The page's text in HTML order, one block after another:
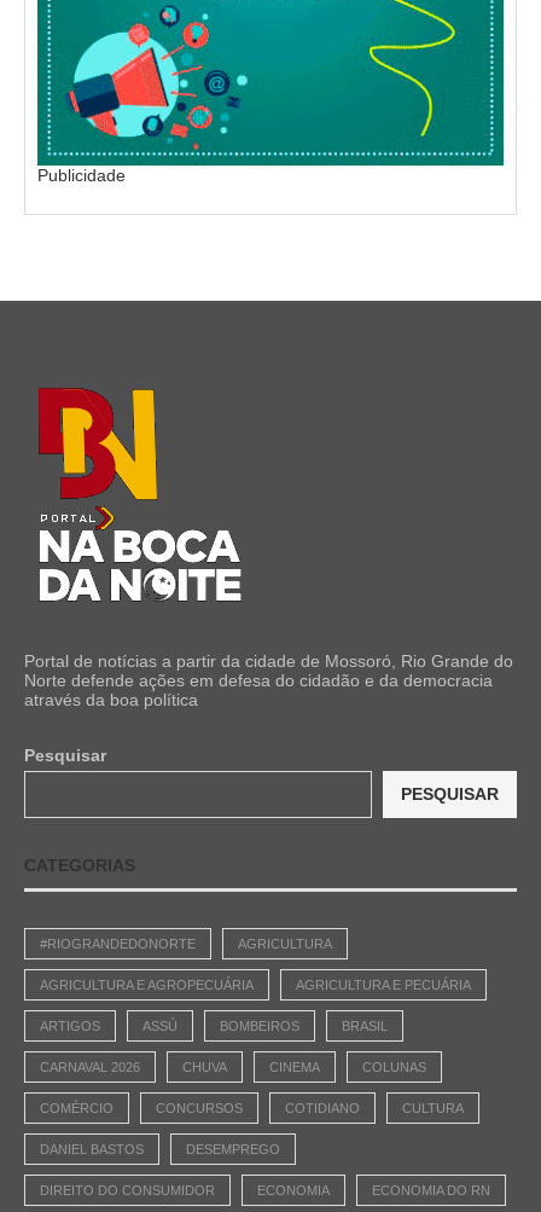
Publicidade
Portal de notícias a partir da cidade de Mossoró, Rio Grande do
Norte defende ações em defesa do cidadão e da democracia
através da boa política
Pesquisar
PESQUISAR
CATEGORIAS
#RIOGRANDEDONORTE AGRICULTURA
AGRICULTURA E AGROPECUÁRIA AGRICULTURA E PECUÁRIA
ARTIGOS ASSÚ BOMBEIROS BRASIL
CARNAVAL 2026 CHUVA CINEMA COLUNAS
COMÉRCIO CONCURSOS COTIDIANO CULTURA
DANIEL BASTOS DESEMPREGO
DIREITO DO CONSUMIDOR ECONOMIA ECONOMIA DO RN